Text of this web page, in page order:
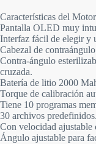
Características del
Pantalla OLED muy
Interfaz fácil de elegir y
Cabezal de
Contra-ángulo
cruzada.
Batería de litio 2000
Torque de calibración
Tiene 10 programas
30 archivos predefinidos.
Con velocidad ajustable
Ángulo ajustable para